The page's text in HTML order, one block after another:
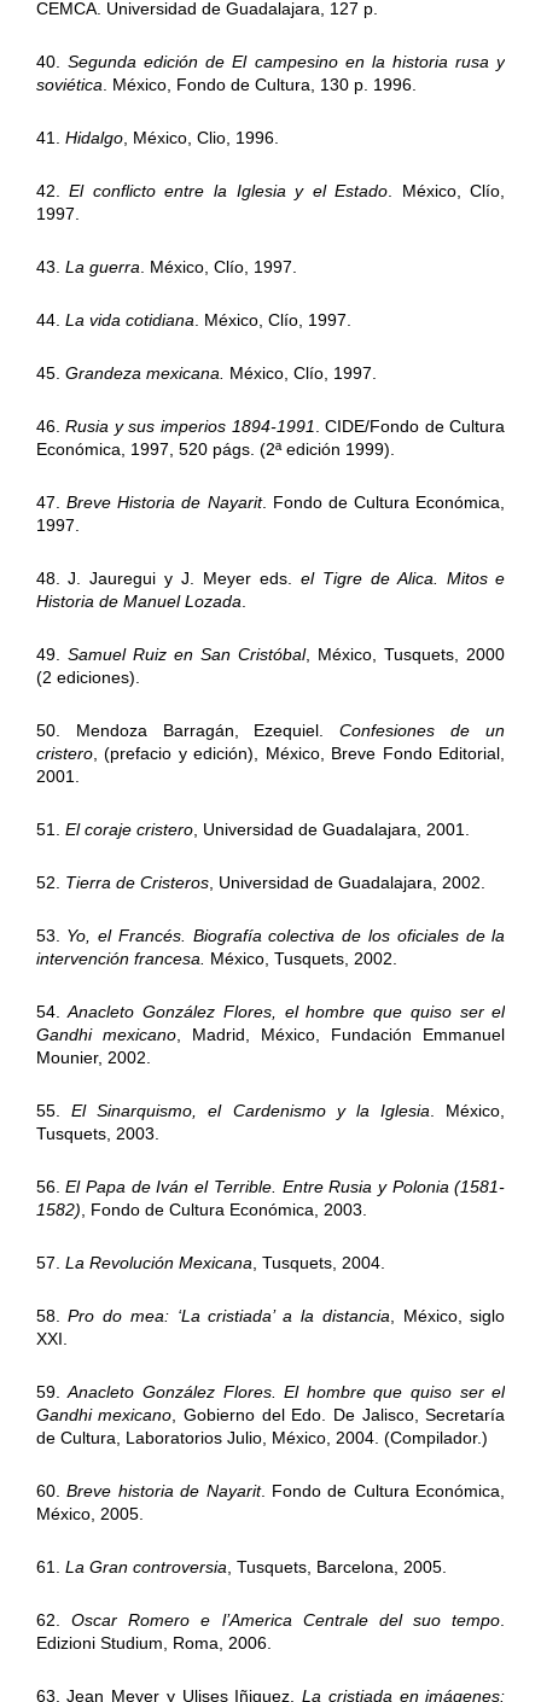
CEMCA. Universidad de Guadalajara, 127 p.
40. Segunda edición de El campesino en la historia rusa y
soviética. México, Fondo de Cultura, 130 p. 1996.
41. Hidalgo, México, Clio, 1996.
42.El conflicto entre la Iglesia y el Estado. México, Clío,
1997.
43. La guerra. México, Clío, 1997.
44. La vida cotidiana. México, Clío, 1997.
45. Grandeza mexicana. México, Clío, 1997.
46.Rusia y sus imperios 1894-1991. CIDE/Fondo de Cultura
Económica, 1997, 520 págs. (2ª edición 1999).
47. Breve Historia de Nayarit. Fondo de Cultura Económica,
1997.
48. J. Jauregui y J. Meyer eds. el Tigre de Alica. Mitos e
Historia de Manuel Lozada.
49. Samuel Ruiz en San Cristóbal, México, Tusquets, 2000
(2 ediciones).
50. Mendoza Barragán, Ezequiel.Confesiones de un
cristero, (prefacio y edición), México, Breve Fondo Editorial,
2001.
51. El coraje cristero, Universidad de Guadalajara, 2001.
52. Tierra de Cristeros, Universidad de Guadalajara, 2002.
53. Yo, el Francés. Biografía colectiva de los oficiales de la
intervención francesa. México, Tusquets, 2002.
54.Anacleto González Flores, el hombre que quiso ser el
Gandhi mexicano, Madrid, México, Fundación Emmanuel
Mounier, 2002.
55. El Sinarquismo, el Cardenismo y la Iglesia. México,
Tusquets, 2003.
56.El Papa de Iván el Terrible. Entre Rusia y Polonia (1581-
1582), Fondo de Cultura Económica, 2003.
57. La Revolución Mexicana, Tusquets, 2004.
58.Pro do mea: ‘La cristiada’ a la distancia, México, siglo
XXI.
59.Anacleto González Flores. El hombre que quiso ser el
Gandhi mexicano, Gobierno del Edo. De Jalisco, Secretaría
de Cultura, Laboratorios Julio, México, 2004. (Compilador.)
60.Breve historia de Nayarit. Fondo de Cultura Económica,
México, 2005.
61. La Gran controversia, Tusquets, Barcelona, 2005.
62. Oscar Romero e l’America Centrale del suo tempo.
Edizioni Studium, Roma, 2006.
63. Jean Meyer y Ulises Iñiguez.La cristiada en imágenes: